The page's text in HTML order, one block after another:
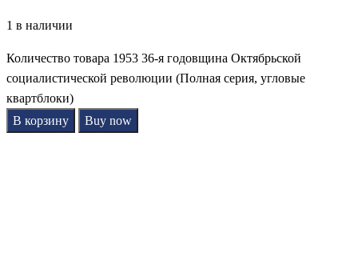
1 в наличии
Количество товара 1953 36-я годовщина Октябрьской
социалистической революции (Полная серия, угловые
квартблоки)
В корзину
Buy now